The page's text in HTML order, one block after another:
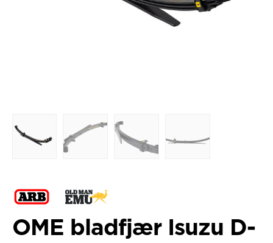
OME bladfjær Isuzu D-